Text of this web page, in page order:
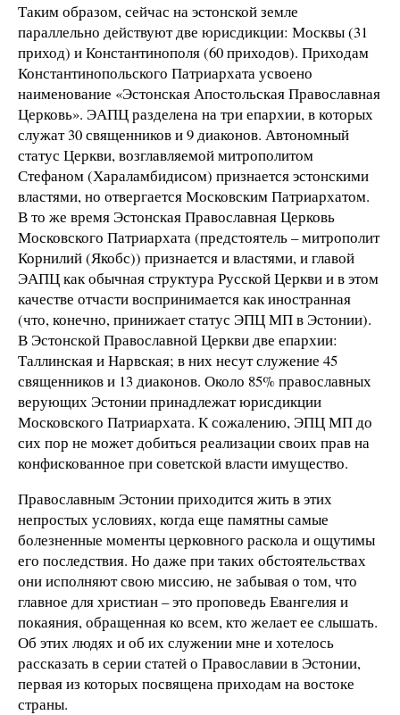
Таким образом, сейчас на эстонской земле
параллельно действуют две юрисдикции: Москвы (31
приход) и Константинополя (60 приходов). Приходам
Константинопольского Патриархата усвоено
наименование «Эстонская Апостольская Православная
Церковь». ЭАПЦ разделена на три епархии, в которых
служат 30 священников и 9 диаконов. Автономный
статус Церкви, возглавляемой митрополитом
Стефаном (Хараламбидисом) признается эстонскими
властями, но отвергается Московским Патриархатом.
В то же время Эстонская Православная Церковь
Московского Патриархата (предстоятель – митрополит
Корнилий (Якобс)) признается и властями, и главой
ЭАПЦ как обычная структура Русской Церкви и в этом
качестве отчасти воспринимается как иностранная
(что, конечно, принижает статус ЭПЦ МП в Эстонии).
В Эстонской Православной Церкви две епархии:
Таллинская и Нарвская; в них несут служение 45
священников и 13 диаконов. Около 85% православных
верующих Эстонии принадлежат юрисдикции
Московского Патриархата. К сожалению, ЭПЦ МП до
сих пор не может добиться реализации своих прав на
конфискованное при советской власти имущество.
Православным Эстонии приходится жить в этих
непростых условиях, когда еще памятны самые
болезненные моменты церковного раскола и ощутимы
его последствия. Но даже при таких обстоятельствах
они исполняют свою миссию, не забывая о том, что
главное для христиан – это проповедь Евангелия и
покаяния, обращенная ко всем, кто желает ее слышать.
Об этих людях и об их служении мне и хотелось
рассказать в серии статей о Православии в Эстонии,
первая из которых посвящена приходам на востоке
страны.